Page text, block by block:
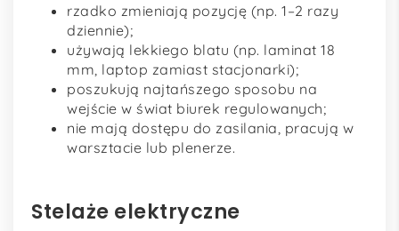
rzadko zmieniają pozycję (np. 1–2 razy
dziennie);
używają lekkiego blatu (np. laminat 18
mm, laptop zamiast stacjonarki);
poszukują najtańszego sposobu na
wejście w świat biurek regulowanych;
nie mają dostępu do zasilania, pracują w
warsztacie lub plenerze.
Stelaże elektryczne